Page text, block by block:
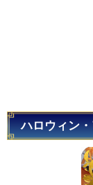
ハロウィン